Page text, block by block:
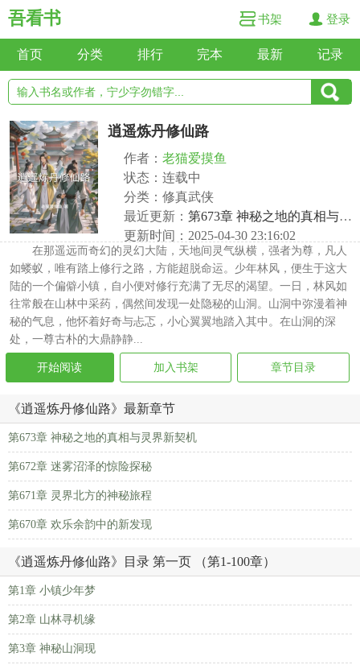
吾看书 书架 登录
首页 分类 排行 完本 最新 记录
逍遥炼丹修仙路
作者： 老猫爱摸鱼
状态：连载中
分类：修真武侠
最近更新： 第673章 神秘之地的真相与灵界新契机
更新时间：2025-04-30 23:16:02
在那遥远而奇幻的灵幻大陆，天地间灵气纵横，强者为尊，凡人
如蝼蚁，唯有踏上修行之路，方能超脱命运。少年林风，便生于这大
陆的一个偏僻小镇，自小便对修行充满了无尽的渴望。一日，林风如
往常般在山林中采药，偶然间发现一处隐秘的山洞。山洞中弥漫着神
秘的气息，他怀着好奇与忐忑，小心翼翼地踏入其中。在山洞的深
处，一尊古朴的大鼎静静...
开始阅读 加入书架 章节目录
《逍遥炼丹修仙路》最新章节
第673章 神秘之地的真相与灵界新契机
第672章 迷雾沼泽的惊险探秘
第671章 灵界北方的神秘旅程
第670章 欢乐余韵中的新发现
《逍遥炼丹修仙路》目录 第一页 （第1-100章）
第1章 小镇少年梦
第2章 山林寻机缘
第3章 神秘山洞现